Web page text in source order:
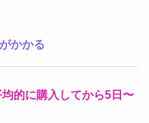
かかる
的に購入してから5日〜